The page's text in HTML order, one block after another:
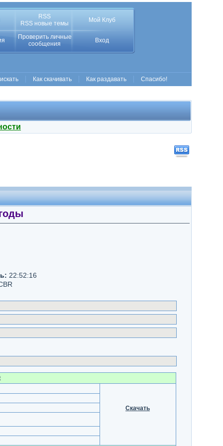
RSS
RSS новые темы
Мой Клуб
Проверить личные
сообщения
Вход
Как скачивать Как раздавать Спасибо!
22:52:16
Скачать